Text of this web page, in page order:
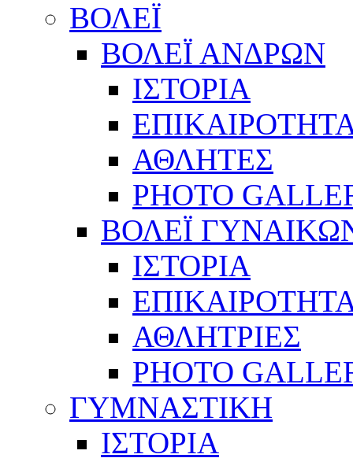
ΒΟΛΕΪ
ΒΟΛΕΪ ΑΝΔΡΩΝ
ΙΣΤΟΡΙΑ
ΑΘΛΗΤΕΣ
PHOTO
ΒΟΛΕΪ
ΙΣΤΟΡΙΑ
ΑΘΛΗΤΡΙΕΣ
PHOTO
ΓΥΜΝΑΣΤΙΚΗ
ΙΣΤΟΡΙΑ